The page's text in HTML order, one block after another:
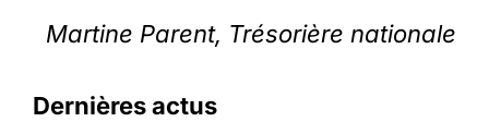
Martine Parent, Trésorière nationale
Dernières actus